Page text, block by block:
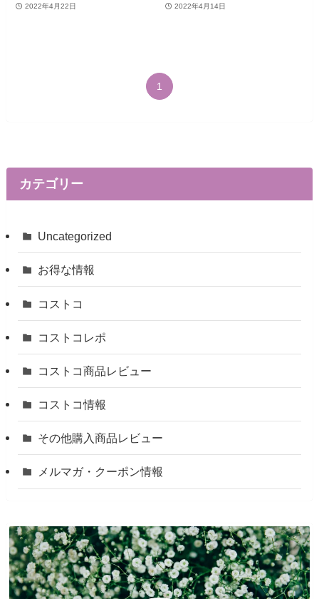
2022年4月22日 2022年4月14日
1
カテゴリー
Uncategorized
お得な情報
コストコ
コストコレポ
コストコ商品レビュー
コストコ情報
その他購入商品レビュー
メルマガ・クーポン情報